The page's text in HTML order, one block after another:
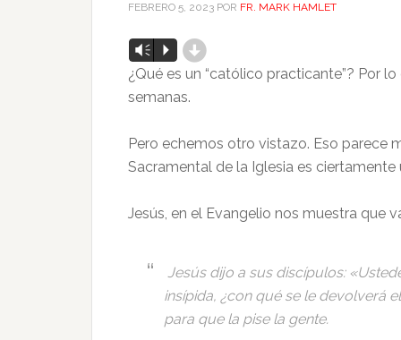
FEBRERO 5, 2023 POR FR. MARK HAMLET
Reproductor
de
audio
Vm P d
¿Qué es un “católico practicante”? Por
semanas.
Pero echemos otro vistazo. Eso parece
Sacramental de la Iglesia es
Jesús, en el Evangelio nos muestra que
Jesús dijo a sus discípulos:
insípida, ¿con qué se le devolverá
para que la pise la gente.